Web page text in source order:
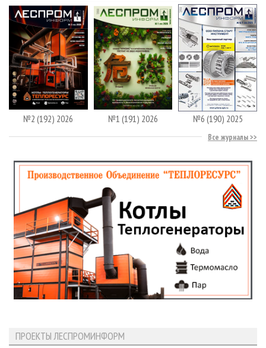
№2 (192) 2026 №1 (191) 2026 №6 (190) 2025
Все журналы
ПРОЕКТЫ ЛЕСПРОМИНФОРМ